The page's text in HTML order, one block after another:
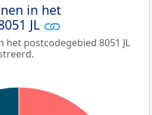
in het
JL
het postcodegebied 8051 JL